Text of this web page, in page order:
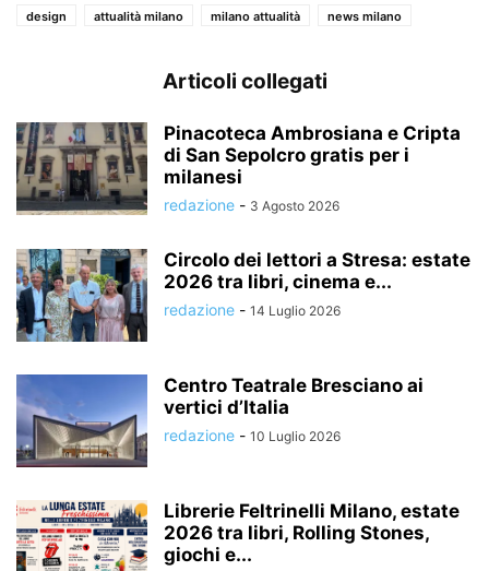
design
attualità milano milano attualità news milano
Articoli collegati
Pinacoteca Ambrosiana e Cripta
di San Sepolcro gratis per i
milanesi
redazione - 3 Agosto 2026
Circolo dei lettori a Stresa: estate
2026 tra libri, cinema e...
redazione - 14 Luglio 2026
Centro Teatrale Bresciano ai
vertici d’Italia
redazione - 10 Luglio 2026
Librerie Feltrinelli Milano, estate
2026 tra libri, Rolling Stones,
giochi e...